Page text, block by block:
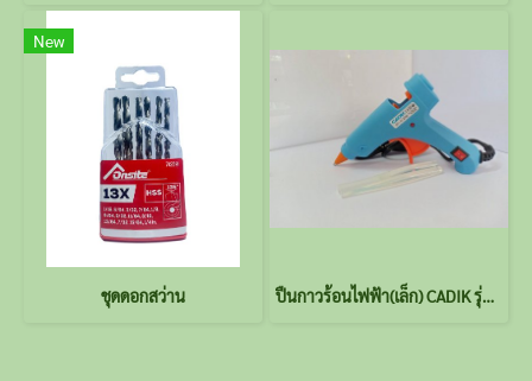
New
ชุดดอกสว่าน ปืนกาวร้อนไฟฟ้า(เล็ก) CADIK รุ่น CG-20